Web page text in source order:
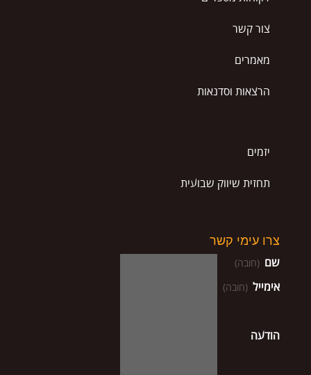
צור קשר
מאמרים
הרצאות וסדנאות
יזמים
תחזית שיווק שבועית
צרו עימי קשר
שם (חובה)
אימייל (חובה)
הודעה